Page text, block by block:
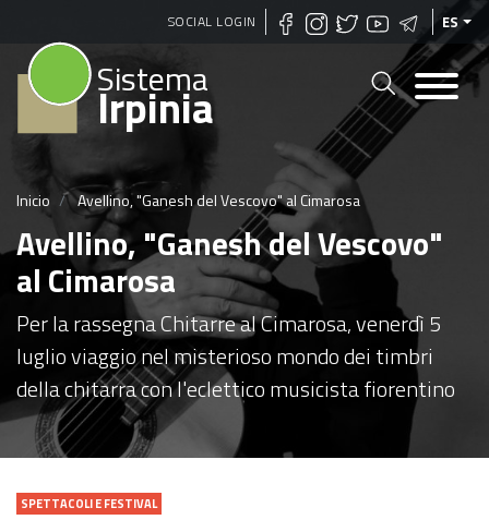
Pasar
SOCIAL LOGIN ES
Sistema
Irpinia
Inicio Avellino, "Ganesh del Vescovo" al Cimarosa
Avellino, "Ganesh del Vescovo"
al Cimarosa
Per la rassegna Chitarre al Cimarosa, venerdì 5
luglio viaggio nel misterioso mondo dei timbri
della chitarra con l'eclettico musicista fiorentino
SPETTACOLI E FESTIVAL